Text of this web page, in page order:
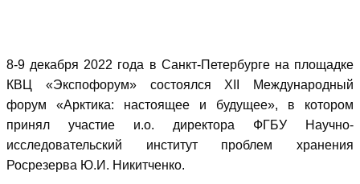
8-9 декабря 2022 года в Санкт-Петербурге на площадке
КВЦ «Экспофорум» состоялся XII Международный
форум «Арктика: настоящее и будущее», в котором
принял участие и.о. директора ФГБУ Научно-
исследовательский институт проблем хранения
Росрезерва Ю.И. Никитченко.